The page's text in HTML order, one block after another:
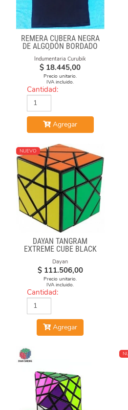
REMERA CUBERA NEGRA
DE ALGODÓN BORDADO
"FÓRMULAS"
Indumentaria Curubik
$ 18.445,00
Precio unitario.
IVA incluido.
Cantidad:
Agregar
NUEVO
DAYAN TANGRAM
EXTREME CUBE BLACK
Dayan
$ 111.506,00
Precio unitario.
IVA incluido.
Cantidad:
Agregar